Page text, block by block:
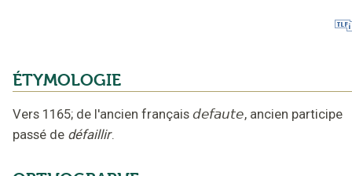
ÉTYMOLOGIE
Vers 1165; de l'ancien français defaute, ancien participe
passé de défaillir.